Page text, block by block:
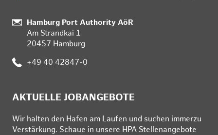
Standort:
Hamburg Port Authority AöR
Am Strandkai 1
20457 Hamburg
Telefon:
+49 40 42847-0
AKTUELLE JOBANGEBOTE
Wir hal­ten den Ha­fen am Lau­fen und su­chen im­mer­zu
Ver­stär­kung. Schau­e in un­se­re HPA Stel­len­an­ge­bo­te